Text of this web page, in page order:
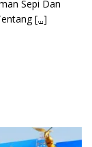
nang dohot